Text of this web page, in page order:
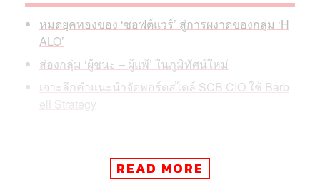
หมดยุคทองของ ‘ซอฟต์แวร์’ สู่การผงาดของกลุ่ม ‘H
ALO’
ส่องกลุ่ม ‘ผู้ชนะ – ผู้แพ้’ ในภูมิทัศน์ใหม่
เจาะลึกคำแนะนำจัดพอร์ตสไตล์ SCB CIO ใช้ Barb
ell Strategy
, CFP SVP, Head of Investment Research,
READ MORE